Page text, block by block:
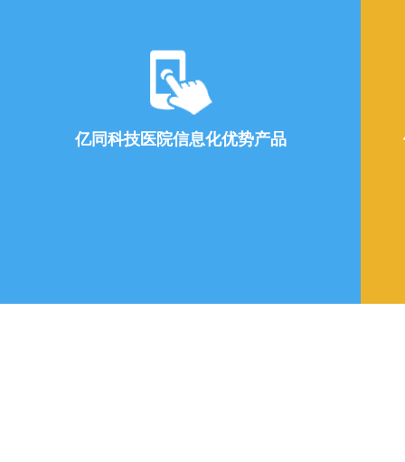
亿同科技医院信息化优势产品